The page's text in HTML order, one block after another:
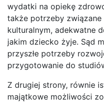
wydatki na opiekę
także potrzeby
kulturalnym, adekwatne
jakim dziecko żyje. Sąd
przyszłe potrzeby
przygotowanie do
Z drugiej strony, równie
majątkowe możliwości